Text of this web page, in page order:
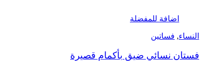
اضافة للمفضلة
النساء, فساتين
فستان نسائي ضيق بأكمام قصيرة